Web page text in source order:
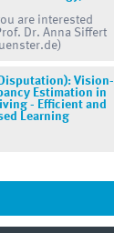
Dr. Anna Siffert
Vision-
Estimation in
- Efficient and
Learning